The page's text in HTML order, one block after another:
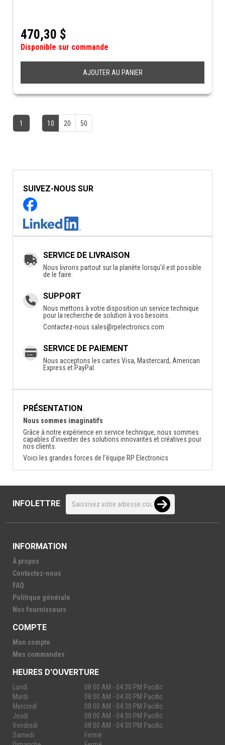
470,30 $
Disponible sur commande
AJOUTER AU PANIER
1 10 20 50
SUIVEZ-NOUS SUR
SERVICE DE LIVRAISON
Nous livrons partout sur la planète lorsqu'il est possible
de le faire.
SUPPORT
Nous mettons à votre disposition un service technique
pour la recherche de solution à vos besoins.
Contactez-nous sales@rpelectronics.com
SERVICE DE PAIEMENT
Nous acceptons les cartes Visa, Mastercard, American
Express et PayPal.
PRÉSENTATION
Nous sommes imaginatifs
Grâce à notre expérience en service technique, nous sommes
capables d'inventer des solutions innovantes et créatives pour
nos clients.
Voici les grandes forces de l'équipe RP Electronics
INFOLETTRE
INFORMATION
À propos
Contactez-nous
FAQ
Politique générale
Nos fournisseurs
COMPTE
Mon compte
Mes commandes
HEURES D'OUVERTURE
Lundi
08:00 AM - 04:30 PM Pacific
Mardi
08:00 AM - 04:30 PM Pacific
Mercredi
08:00 AM - 04:30 PM Pacific
Jeudi
08:00 AM - 04:30 PM Pacific
Vendredi
08:00 AM - 04:30 PM Pacific
Samedi
Fermé